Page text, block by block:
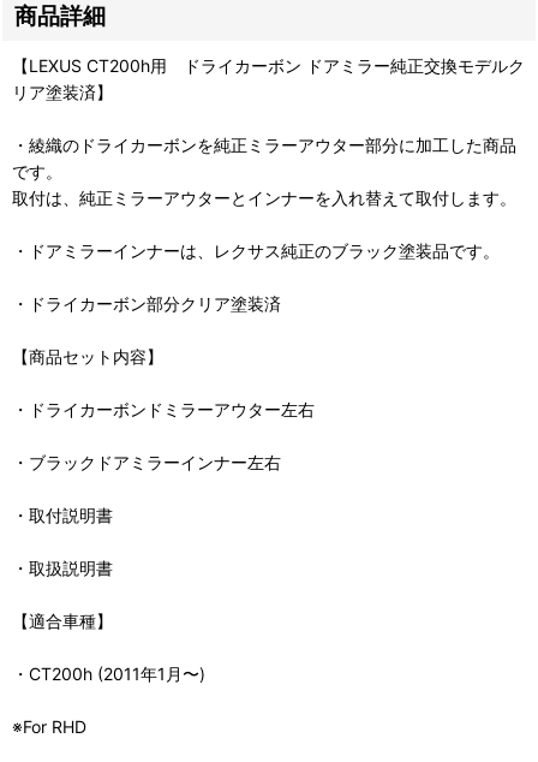
商品詳細
【LEXUS CT200h用 ドライカーボン ドアミラー純正交換モデルク
リア塗装済】
・綾織のドライカーボンを純正ミラーアウター部分に加工した商品
です。
取付は、純正ミラーアウターとインナーを入れ替えて取付します。
・ドアミラーインナーは、レクサス純正のブラック塗装品です。
・ドライカーボン部分クリア塗装済
【商品セット内容】
・ドライカーボンドミラーアウター左右
・ブラックドアミラーインナー左右
・取付説明書
・取扱説明書
【適合車種】
・CT200h (2011年1月〜)
※For RHD